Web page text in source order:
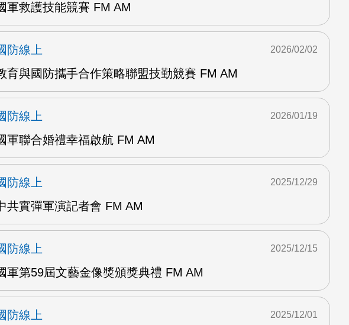
軍救護技能競賽 FM AM
防線上
育與國防攜手合作策略聯盟技勤競賽 FM AM
2026/02/02
防線上
軍聯合婚禮幸福啟航 FM AM
2026/01/19
防線上
共實彈軍演記者會 FM AM
2025/12/29
防線上
軍第59屆文藝金像獎頒獎典禮 FM AM
2025/12/15
防線上
2025/12/01